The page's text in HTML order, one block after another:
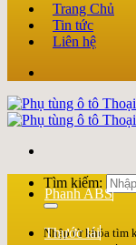
Trang Chủ
Tin tức
Liên hệ
Tìm kiếm:
Nhập từ khóa tìm
Phanh ABS
Thước lái